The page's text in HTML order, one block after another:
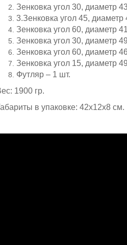
Зенковка угол 30, диаметр
3.Зенковка угол 45, диаметр
Зенковка угол 60, диаметр
Зенковка угол 30, диаметр
Зенковка угол 60, диаметр
Зенковка угол 15, диаметр
Футляр – 1 шт.
1900 гр.
в упаковке: 42х12х8 см.